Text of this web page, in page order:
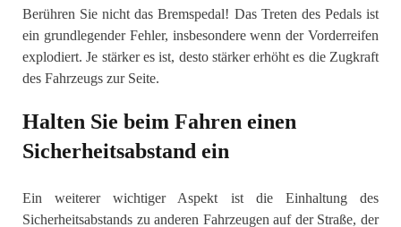
Berühren Sie nicht das Bremspedal! Das Treten des Pedals ist
ein grundlegender Fehler, insbesondere wenn der Vorderreifen
explodiert. Je stärker es ist, desto stärker erhöht es die Zugkraft
des Fahrzeugs zur Seite.
Halten Sie beim Fahren einen
Sicherheitsabstand ein
Ein weiterer wichtiger Aspekt ist die Einhaltung des
Sicherheitsabstands zu anderen Fahrzeugen auf der Straße, der